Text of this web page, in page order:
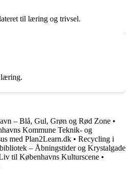
til læring og trivsel.
læring.
– Blå, Gul, Grøn og Rød Zone •
Kommune Teknik- og
med Plan2Learn.dk • Recycling i
– Åbningstider og Krystalgade
til Københavns Kulturscene •